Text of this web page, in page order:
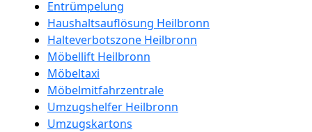
Entrümpelung
Haushaltsauflösung Heilbronn
Halteverbotszone Heilbronn
Möbellift Heilbronn
Möbeltaxi
Möbelmitfahrzentrale
Umzugshelfer Heilbronn
Umzugskartons